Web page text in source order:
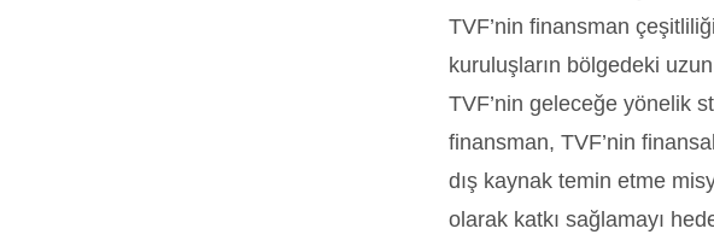
TVF’nin finansman
kuruluşların bölgedeki
TVF’nin geleceğe yönelik
finansman, TVF’nin
dış kaynak temin etme
olarak katkı sağlamayı